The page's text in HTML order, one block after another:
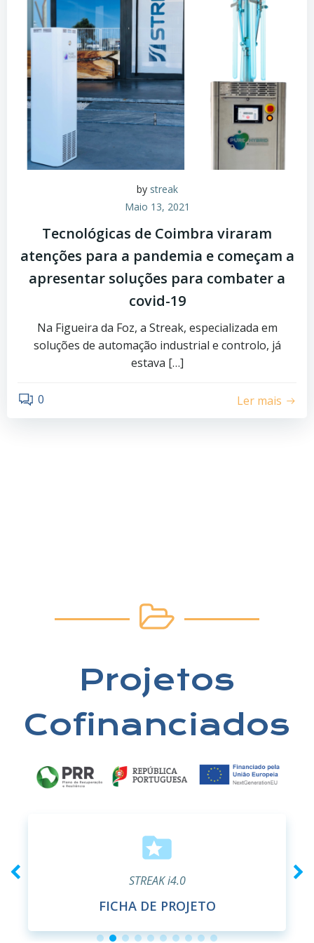
by streak
Maio 13, 2021
Tecnológicas de Coimbra viraram
atenções para a pandemia e começam a
apresentar soluções para combater a
covid-19
Na Figueira da Foz, a Streak, especializada em
soluções de automação industrial e controlo, já
estava […]
0 Ler mais
Projetos
Cofinanciados
STREAK i4.0
FICHA DE PROJETO